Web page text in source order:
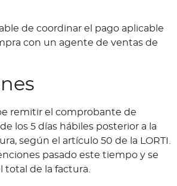
de coordinar el pago aplicable
con un agente de ventas de
remitir el comprobante de
los 5 días hábiles posterior a la
según el artículo 50 de la LORTI.
pasado este tiempo y se
total de la factura.